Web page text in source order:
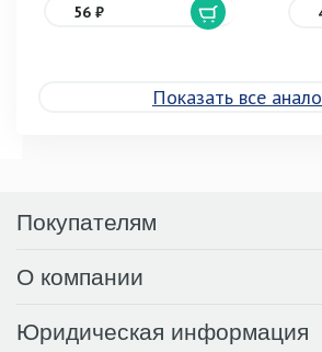
56 ₽
Показать все
Покупателям
О компании
Юридическая информация